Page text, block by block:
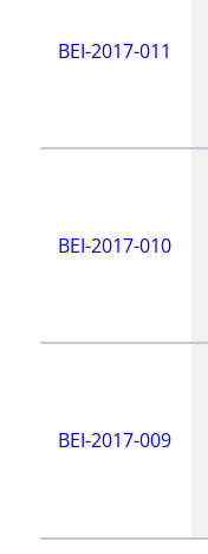
BEI-2017-011
BEI-2017-010
BEI-2017-009